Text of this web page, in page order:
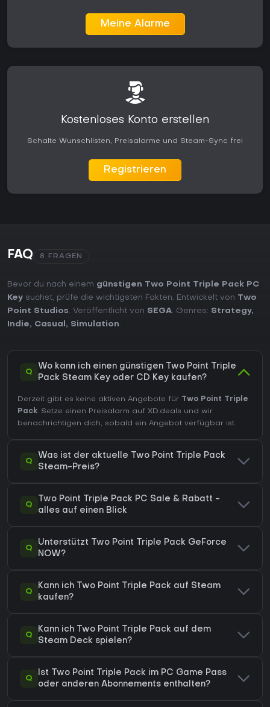
Meine Alarme
Kostenloses Konto erstellen
Schalte Wunschlisten, Preisalarme und Steam-Sync frei
Registrieren
FAQ 8 FRAGEN
Bevor du nach einem günstigen Two Point Triple Pack PC
Key suchst, prüfe die wichtigsten Fakten. Entwickelt von Two
Point Studios. Veröffentlicht von SEGA. Genres: Strategy,
Indie, Casual , Simulation.
Q
Wo kann ich einen günstigen Two Point Triple
Pack Steam Key oder CD Key kaufen?
Derzeit gibt es keine aktiven Angebote für Two Point Triple
Pack. Setze einen Preisalarm auf XD.deals und wir
benachrichtigen dich, sobald ein Angebot verfügbar ist.
Q
Was ist der aktuelle Two Point Triple Pack
Steam-Preis?
Q
Two Point Triple Pack PC Sale & Rabatt -
alles auf einen Blick
Q
Unterstützt Two Point Triple Pack GeForce
NOW?
Q
Kann ich Two Point Triple Pack auf Steam
kaufen?
Q
Kann ich Two Point Triple Pack auf dem
Steam Deck spielen?
Q
Ist Two Point Triple Pack im PC Game Pass
oder anderen Abonnements enthalten?